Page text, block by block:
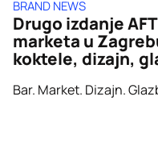
BRAND NEWS
Drugo izdanje
marketa u
koktele, dizajn,
Bar. Market. Dizajn.